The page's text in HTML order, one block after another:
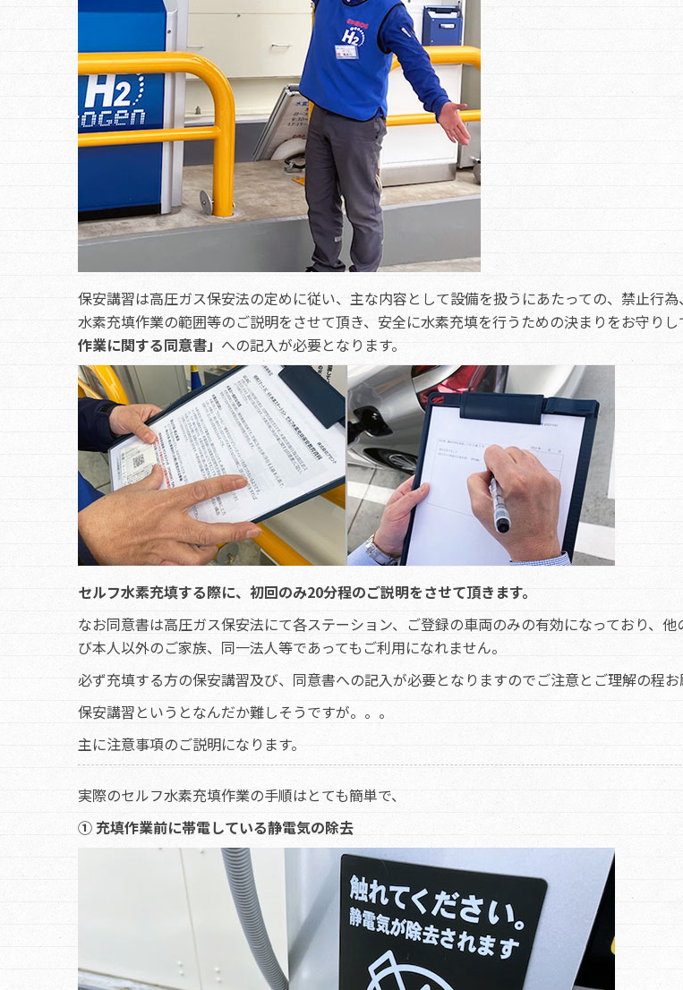
保安講習は高圧ガス保安法の定めに従い、主な内容として設備を扱うにあたっての、禁止行為
水素充填作業の範囲等のご説明をさせて頂き、安全に水素充填を行うための決まりをお守りし
作業に関する同意書」 への記入が必要となります。
セルフ水素充填する際に、初回のみ20分程のご説明をさせて頂きます。
なお同意書は高圧ガス保安法にて各ステーション、ご登録の車両のみの有効になっており、
び本人以外のご家族、同一法人等であってもご利用になれません。
必ず充填する方の保安講習及び、同意書への記入が必要となりますのでご注意とご理解の程
保安講習というとなんだか難しそうですが。。。
主に注意事項のご説明になります。
実際のセルフ水素充填作業の手順はとても簡単で、
① 充填作業前に帯電している静電気の除去